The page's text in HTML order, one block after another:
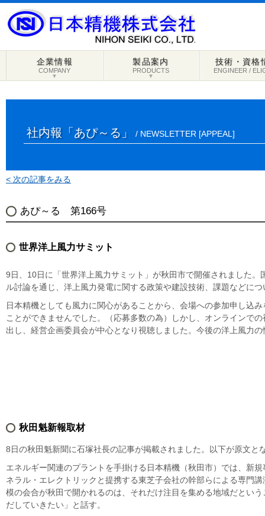
▼
企業情報
COMPANY
▼
製品案内
PRODUCTS
技術・資格
ENGINEER /
社内報「あぴ～る」 / NEWSLETTER [APPEAL]
< 次の記事をみる
あぴ～る 第166号
世界洋上風力サミット
9日、10日に「世界洋上風力サミット」が秋田市で開催されました
ル討論を通じ、洋上風力発電に関する政策や建設技術、課題などに
日本精機としても風力に関心があることから、会場への参加申し込
ことができませんでした。（応募多数の為）しかし、オンラインで
出し、経営企画委員会が中心となり視聴しました。今後の洋上風力
秋田魁新報取材
8日の秋田魁新聞に石塚社長の記事が掲載されました。以下が原文と
エネルギー関連のプラントを手掛ける日本精機（秋田市）では、新
ネラル・エレクトリックと提携する東芝子会社の幹部らによる専門
模の会合が秋田で開かれるのは、それだけ注目を集める地域だとい
だしていきたい」と話す。